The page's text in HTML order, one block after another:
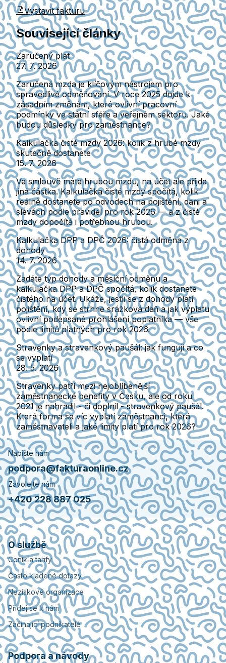
Vystavit fakturu
Související články
Zaručený plat
27. 7. 2026
Zaručená mzda je klíčovým nástrojem pro
spravedlivé odměňování. V roce 2025 dojde k
zásadním změnám, které ovlivní pracovní
podmínky ve státní sféře a veřejném sektoru. Jaké
budou důsledky pro zaměstnance?
Kalkulačka čisté mzdy 2026: kolik z hrubé mzdy
skutečně dostanete
15. 7. 2026
Ve smlouvě máte hrubou mzdu, na účet ale přijde
jiná částka. Kalkulačka čisté mzdy spočítá, kolik
reálně dostanete po odvodech na pojištění, dani a
slevách podle pravidel pro rok 2026 — a z čisté
mzdy dopočítá i potřebnou hrubou.
Kalkulačka DPP a DPČ 2026: čistá odměna z
dohody
14. 7. 2026
Zadáte typ dohody a měsíční odměnu a
kalkulačka DPP a DPČ spočítá, kolik dostanete
čistého na účet. Ukáže, jestli se z dohody platí
pojištění, kdy se strhne srážková daň a jak výplatu
ovlivní podepsané prohlášení poplatníka — vše
podle limitů platných pro rok 2026.
Stravenky a stravenkový paušál: jak fungují a co
se vyplatí
28. 5. 2026
Stravenky patří mezi nejoblíbenější
zaměstnanecké benefity v Česku, ale od roku
2021 je nahradil - či doplnil - stravenkový paušál.
Která forma se víc vyplatí zaměstnanci, která
zaměstnavateli a jaké limity platí pro rok 2026?
Napište nám
podpora@fakturaonline.cz
Zavolejte nám
+420 228 887 025
O službě
Ceník a tarify
Často kladené dotazy
Neziskové organizace
Přidej se k nám
Začínající podnikatelé
Podpora a návody